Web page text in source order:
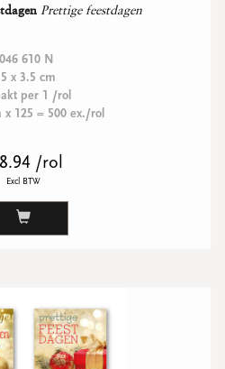
Prettige feestdagen
610 N
x 3.5 cm
per 1 /rol
x 125 = 500 ex./rol
/rol
Excl BTW